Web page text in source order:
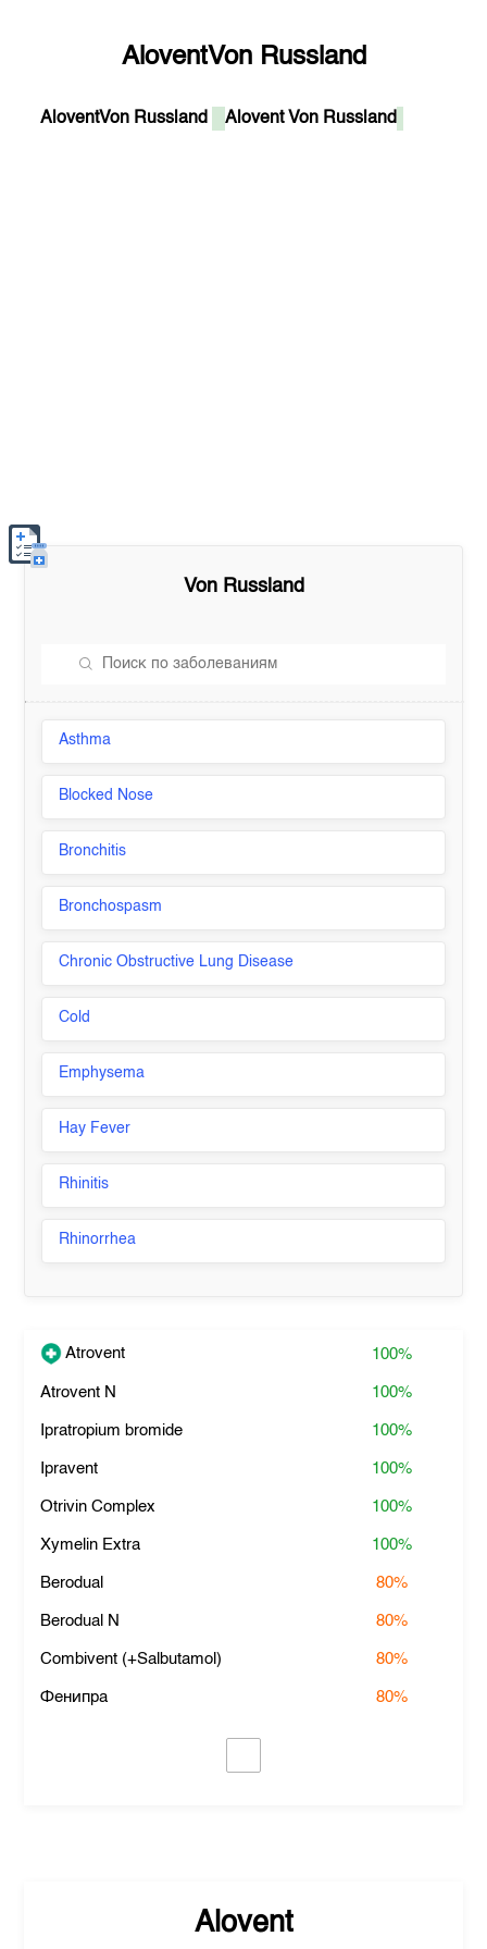
AloventVon Russland
AloventVon Russland Alovent Von Russland
Von Russland
Asthma
Blocked Nose
Bronchitis
Bronchospasm
Chronic Obstructive Lung Disease
Cold
Emphysema
Hay Fever
Rhinitis
Rhinorrhea
Atrovent 100%
Atrovent N 100%
Ipratropium bromide 100%
Ipravent 100%
Otrivin Complex 100%
Xymelin Extra 100%
Berodual 80%
Berodual N 80%
Combivent (+Salbutamol) 80%
Фенипра 80%
Alovent